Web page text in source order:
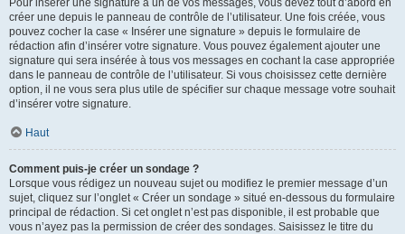
Pour insérer une signature à un de vos messages, vous devez tout d’abord en
créer une depuis le panneau de contrôle de l’utilisateur. Une fois créée, vous
pouvez cocher la case « Insérer une signature » depuis le formulaire de
rédaction afin d’insérer votre signature. Vous pouvez également ajouter une
signature qui sera insérée à tous vos messages en cochant la case appropriée
dans le panneau de contrôle de l’utilisateur. Si vous choisissez cette dernière
option, il ne vous sera plus utile de spécifier sur chaque message votre souhait
d’insérer votre signature.
Haut
Comment puis-je créer un sondage ?
Lorsque vous rédigez un nouveau sujet ou modifiez le premier message d’un
sujet, cliquez sur l’onglet « Créer un sondage » situé en-dessous du formulaire
principal de rédaction. Si cet onglet n’est pas disponible, il est probable que
vous n’ayez pas la permission de créer des sondages. Saisissez le titre du